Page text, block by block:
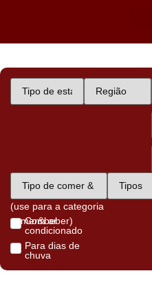
(use para a categoria
comer&beber)
Com ar
condicionado
Para dias de
chuva